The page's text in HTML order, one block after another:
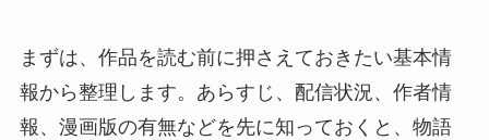
まずは、作品を読む前に押さえておきたい基本情
報から整理します。あらすじ、配信状況、作者情
報、漫画版の有無などを先に知っておくと、物語